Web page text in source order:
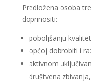
Predložena osoba
doprinositi:
poboljšanju
općoj dobrobiti i
aktivnom
društvena zbivanja,